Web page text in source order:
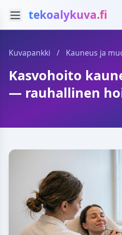
tekoalykuva.fi
Kuvapankki / Kauneus ja
Kasvohoito
— rauhallinen